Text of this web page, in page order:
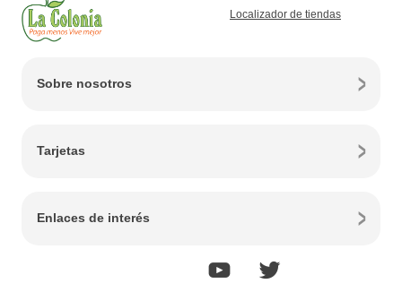
Localizador de tiendas
Sobre nosotros
Tarjetas
Enlaces de interés